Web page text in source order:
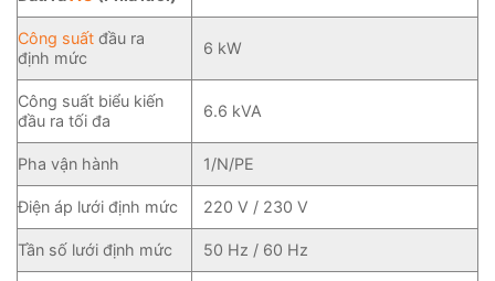
Công suất đầu ra
định mức
6 kW
Công suất biểu kiến
đầu ra tối đa
6.6 kVA
Pha vận hành 1/N/PE
Điện áp lưới định mức 220 V / 230 V
Tần số lưới định mức 50 Hz / 60 Hz